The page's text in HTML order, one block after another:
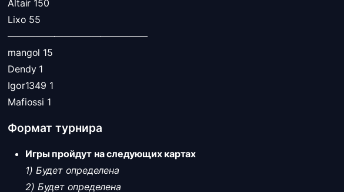
Altair 150
Lixo 55
———————————————
mangol 15
Dendy 1
Igor1349 1
Mafiossi 1
Формат турнира
Игры пройдут на следующих картах
1) Будет определена
2) Будет определена